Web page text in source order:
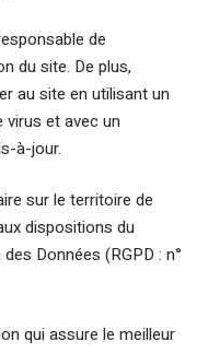
de
du site. De plus,
au site en utilisant un
et avec un
à-jour.
sur le territoire de
dispositions du
Données (RGPD : n°
qui assure le meilleur